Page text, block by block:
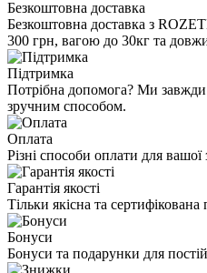
Безкоштовна доставка
Безкоштовна доставка з
300 грн, вагою до 30кг та
Підтримка
Потрібна допомога? Ми завжди
зручним способом.
Оплата
Різні способи оплати для
Гарантія якості
Тільки якісна та сертифікована
Бонуси
Бонуси та подарунки для